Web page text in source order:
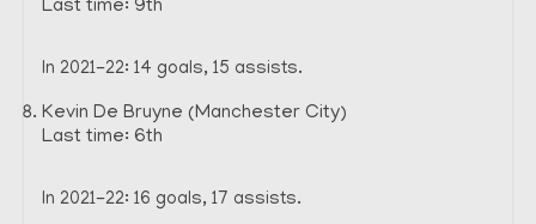
Last time: 9th
In 2021-22: 14 goals, 15 assists.
Kevin De Bruyne (Manchester City)
Last time: 6th
In 2021-22: 16 goals, 17 assists.